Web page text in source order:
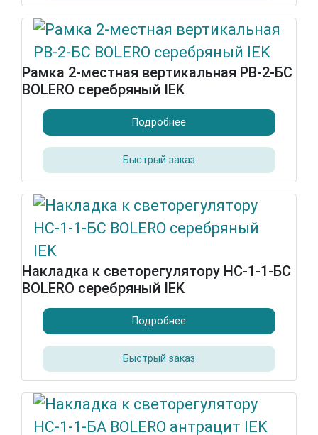
Рамка 2-местная вертикальная РВ-2-БС
BOLERO серебряный IEK
Подробнее
Быстрый заказ
Накладка к светорегулятору НС-1-1-БС
BOLERO серебряный IEK
Подробнее
Быстрый заказ